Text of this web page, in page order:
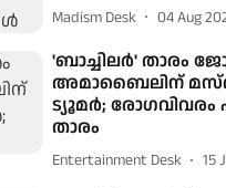
Madism Desk 04 Aug
'ബാച്ചിലർ' താരം
അമാബൈലിന്
ട്യൂമർ; രോഗവിവരം
താരം
Entertainment Desk 15